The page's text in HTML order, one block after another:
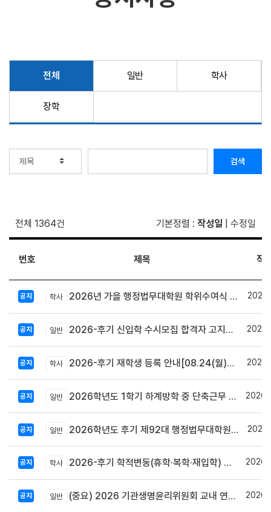
전체 일반 학사
장학
검색
전체 1364건 기본정렬 : 작성일 수정일
번호 제목 작
공지 학사 2026년 가을 행정법무대학원 학위수여식 안내
공지 일반 2026-후기 신입학 수시모집 합격자 고지서 출력 및 등록안내
공지 학사 2026-후기 재학생 등록 안내[08.24(월)~08.27(목)]
공지 일반 2026학년도 1학기 하계방학 중 단축근무 및 집중휴무제 시행 안내
공지 일반 2026학년도 후기 제92대 행정법무대학원 총학생회장 당선자 공고
공지 학사 2026-후기 학적변동(휴학·복학·재입학) 안내
공지 일반 (중요) 2026 기관생명윤리위원회 교내 연구자 교육 사전신청 안내